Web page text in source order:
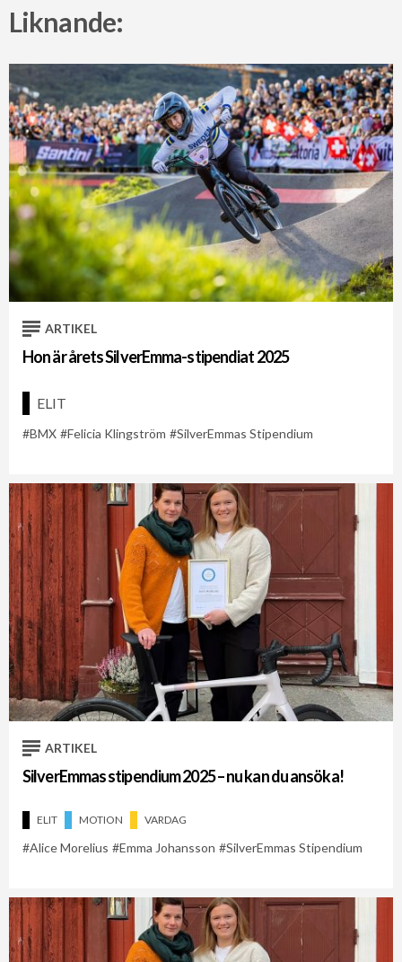
Liknande:
ARTIKEL
Hon är årets SilverEmma-stipendiat 2025
ELIT
BMX Felicia Klingström SilverEmmas Stipendium
ARTIKEL
SilverEmmas stipendium 2025 – nu kan du ansöka!
ELIT MOTION VARDAG
Alice Morelius Emma Johansson SilverEmmas Stipendium